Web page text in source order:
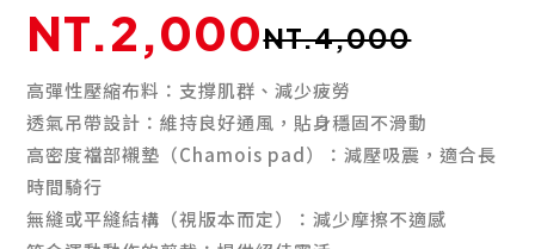
NT.4,000
NT.2,000
高彈性壓縮布料：支撐肌群、減少疲勞
透氣吊帶設計：維持良好通風，貼身穩固不滑動
高密度襠部襯墊（Chamois pad）：減壓吸震，適合長
時間騎行
無縫或平縫結構（視版本而定）：減少摩擦不適感